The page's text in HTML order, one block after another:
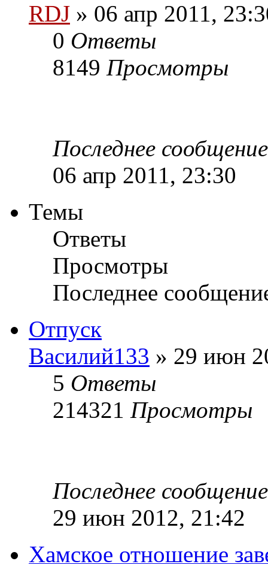
RDJ » 06 апр 2011,
0 Ответы
8149 Просмотры
Последнее
06 апр 2011, 23:30
Темы
Ответы
Просмотры
Последнее
Отпуск
Василий133 » 29 июн
5 Ответы
214321 Просмотры
Последнее
29 июн 2012, 21:42
Хамское отношение